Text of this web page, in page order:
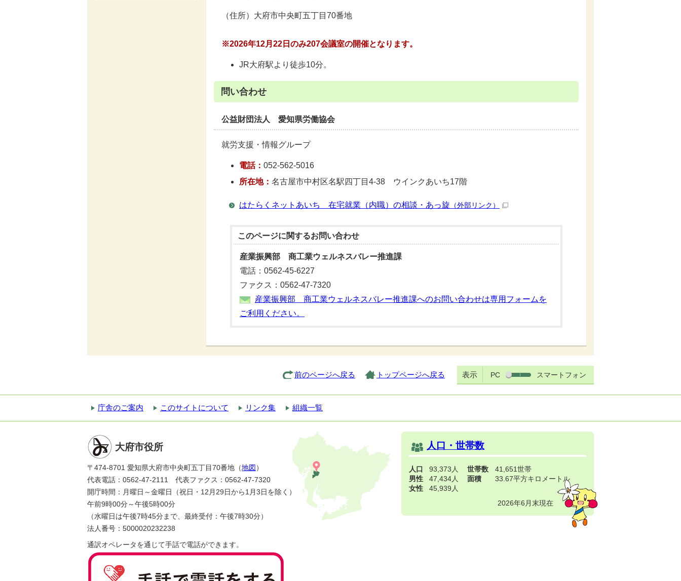
（住所）大府市中央町五丁目70番地
※2026年12月22日のみ207会議室の開催となります。
JR大府駅より徒歩10分。
問い合わせ
公益財団法人 愛知県労働協会
就労支援・情報グループ
電話： 052-562-5016
所在地： 名古屋市中村区名駅四丁目4-38 ウインクあいち17階
はたらくネットあいち 在宅就業（内職）の相談・あっ旋 （外部リンク）
このページに関するお問い合わせ
産業振興部 商工業ウェルネスバレー推進課
電話：0562-45-6227
ファクス：0562-47-7320
産業振興部 商工業ウェルネスバレー推進課へのお問い合わせは専用フォームを
ご利用ください。
前のページへ戻る トップページへ戻る 表示 PC スマートフォン
庁舎のご案内 このサイトについて リンク集 組織一覧
大府市役所
〒474-8701 愛知県大府市中央町五丁目70番地（地図 ）
代表電話：0562-47-2111 代表ファクス：0562-47-7320
開庁時間：月曜日～金曜日（祝日・12月29日から1月3日を除く）
午前9時00分～午後5時00分
（水曜日は午後7時45分まで、最終受付：午後7時30分）
法人番号：5000020232238
通訳オペレータを通じて手話で電話ができます。
人口・世帯数
人口
93,373人
男性
47,434人
女性
45,939人
世帯数
41,651世帯
面積
33.67平方キロメートル
2026年6月末現在